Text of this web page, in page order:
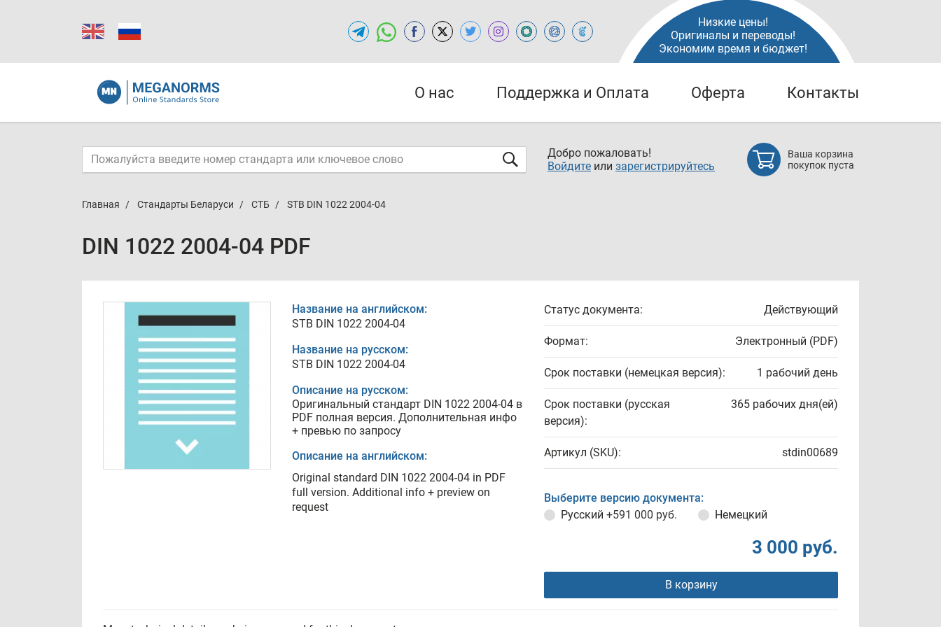
Низкие цены!
Оригиналы и переводы!
Экономим время и бюджет!
О нас Поддержка и Оплата Оферта Контакты
Добро пожаловать!
Войдите или зарегистрируйтесь
Ваша корзина
покупок пуста
Главная Стандарты Беларуси СТБ STB DIN 1022 2004-04
DIN 1022 2004-04 PDF
Название на английском:
STB DIN 1022 2004-04
Название на русском:
STB DIN 1022 2004-04
Описание на русском:
Оригинальный стандарт DIN 1022 2004-04 в
PDF полная версия. Дополнительная инфо
+ превью по запросу
Описание на английском:
Original standard DIN 1022 2004-04 in PDF
full version. Additional info + preview on
request
Статус документа: Действующий
Формат: Электронный (PDF)
Срок поставки (немецкая версия): 1 рабочий день
Срок поставки (русская
версия):
365 рабочих дня(ей)
Артикул (SKU): stdin00689
Выберите версию документа:
Русский +591 000 руб. Немецкий
3 000 руб.
В корзину